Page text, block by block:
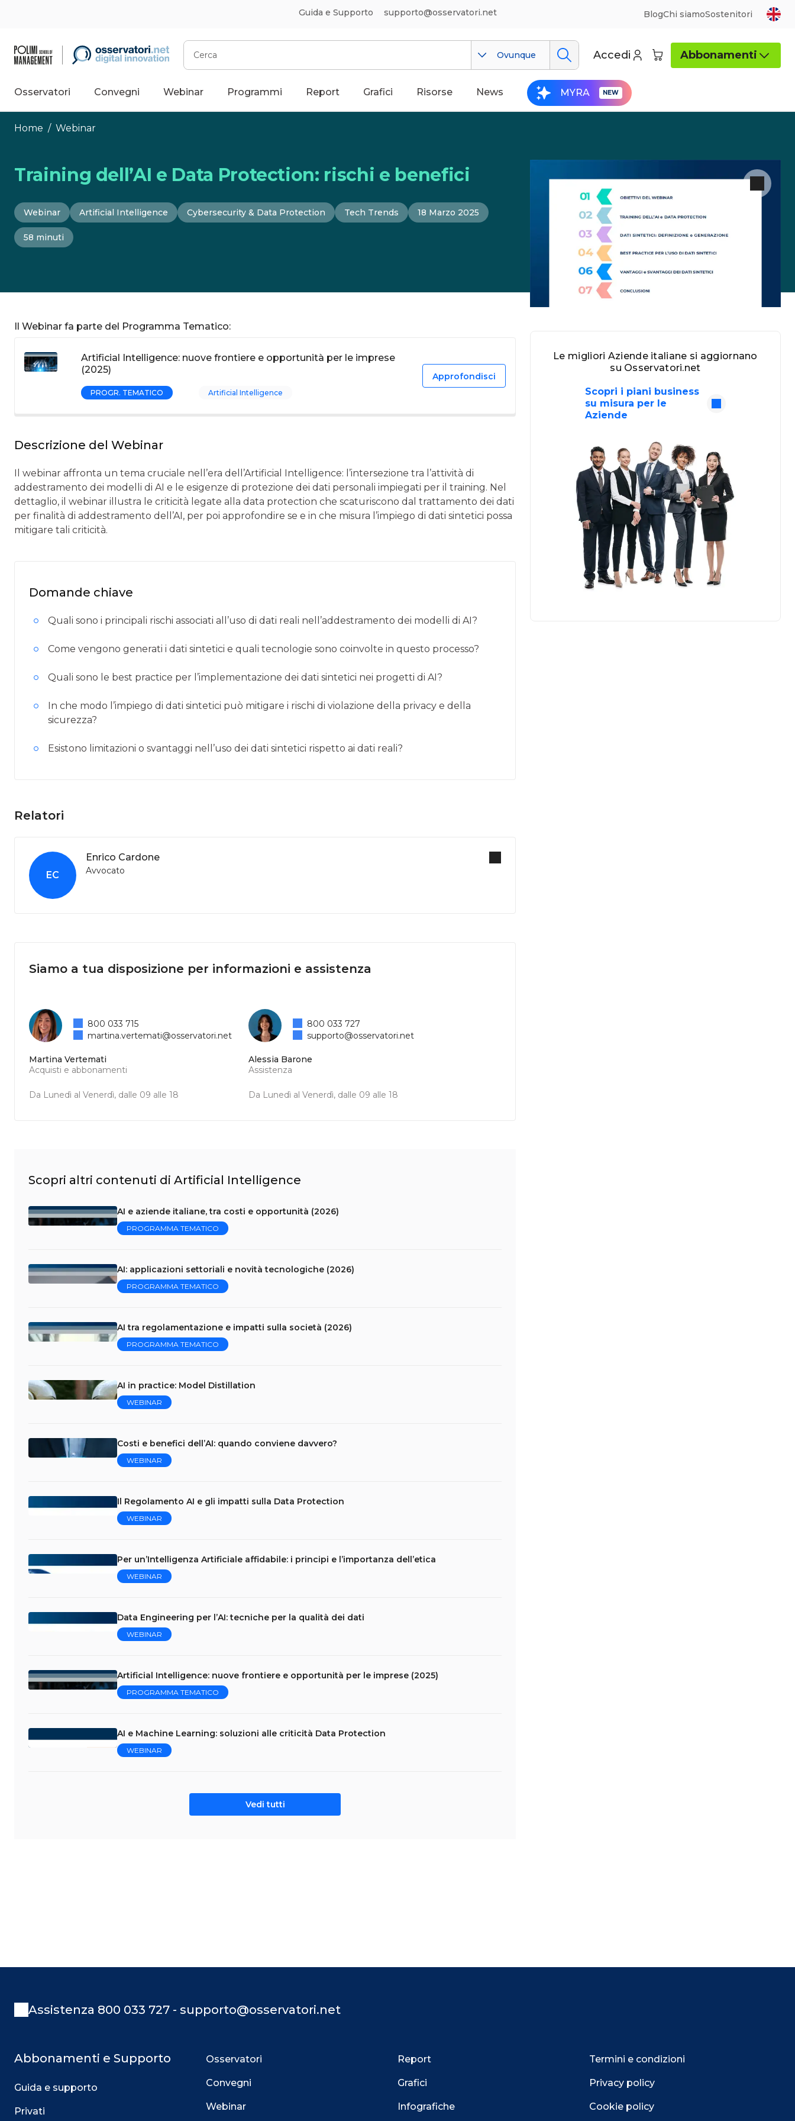
Guida e Supporto supporto@osservatori.net BlogChi siamoSostenitori
Cerca
Ovunque Accedi Abbonamenti
Osservatori Convegni Webinar Programmi Report Grafici Risorse News MYRA
Home / Webinar
Training dell’AI e Data Protection: rischi e benefici
Webinar Artificial Intelligence Cybersecurity & Data Protection Tech Trends 18 Marzo 2025
58 minuti
Il Webinar fa parte del Programma Tematico:
Artificial Intelligence: nuove frontiere e opportunità per le imprese
(2025)
PROGR. TEMATICO Artificial Intelligence
Approfondisci
Descrizione del Webinar
Il webinar affronta un tema cruciale nell’era dell’Artificial Intelligence: l’intersezione tra l’attività di
addestramento dei modelli di AI e le esigenze di protezione dei dati personali impiegati per il training. Nel
dettaglio, il webinar illustra le criticità legate alla data protection che scaturiscono dal trattamento dei dati
per finalità di addestramento dell’AI, per poi approfondire se e in che misura l’impiego di dati sintetici possa
mitigare tali criticità.
Domande chiave
Quali sono i principali rischi associati all’uso di dati reali nell’addestramento dei modelli di AI?
Come vengono generati i dati sintetici e quali tecnologie sono coinvolte in questo processo?
Quali sono le best practice per l’implementazione dei dati sintetici nei progetti di AI?
In che modo l’impiego di dati sintetici può mitigare i rischi di violazione della privacy e della
sicurezza?
Esistono limitazioni o svantaggi nell’uso dei dati sintetici rispetto ai dati reali?
Relatori
EC
Enrico Cardone
Avvocato
Siamo a tua disposizione per informazioni e assistenza
Martina Vertemati
Acquisti e abbonamenti
Da Lunedì al Venerdì, dalle 09 alle 18
800 033 715
martina.vertemati@osservatori.net
Alessia Barone
Assistenza
Da Lunedì al Venerdì, dalle 09 alle 18
800 033 727
supporto@osservatori.net
Scopri altri contenuti di Artificial Intelligence
AI e aziende italiane, tra costi e opportunità (2026)
PROGRAMMA TEMATICO
AI: applicazioni settoriali e novità tecnologiche (2026)
PROGRAMMA TEMATICO
AI tra regolamentazione e impatti sulla società (2026)
PROGRAMMA TEMATICO
AI in practice: Model Distillation
WEBINAR
Costi e benefici dell’AI: quando conviene davvero?
WEBINAR
Il Regolamento AI e gli impatti sulla Data Protection
WEBINAR
Per un’Intelligenza Artificiale affidabile: i principi e l’importanza dell’etica
WEBINAR
Data Engineering per l’AI: tecniche per la qualità dei dati
WEBINAR
Artificial Intelligence: nuove frontiere e opportunità per le imprese (2025)
PROGRAMMA TEMATICO
AI e Machine Learning: soluzioni alle criticità Data Protection
WEBINAR
Vedi tutti
Le migliori Aziende italiane si aggiornano
su Osservatori.net
Scopri i piani business
su misura per le
Aziende
Assistenza 800 033 727 - supporto@osservatori.net
Abbonamenti e Supporto
Guida e supporto
Privati
Osservatori
Convegni
Webinar
Report
Grafici
Infografiche
Termini e condizioni
Privacy policy
Cookie policy